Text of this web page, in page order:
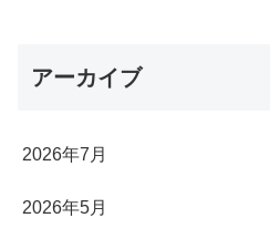
アーカイブ
2026年7月
2026年5月